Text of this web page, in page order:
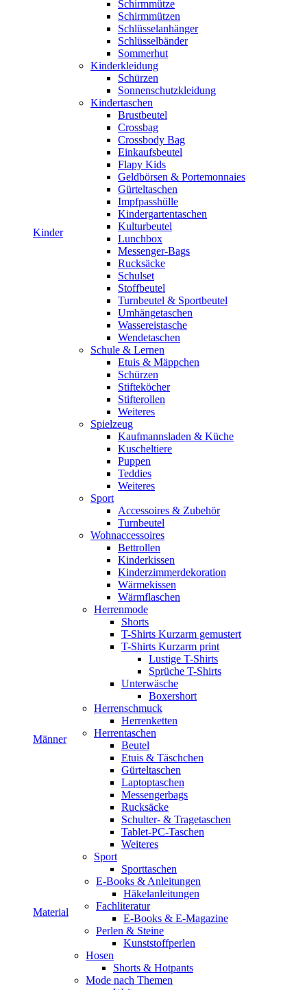
Kinder
Schirmmütze
Schirmmützen
Schlüsselanhänger
Schlüsselbänder
Sommerhut
Kinderkleidung
Schürzen
Sonnenschutzkleidung
Kindertaschen
Brustbeutel
Crossbag
Crossbody Bag
Einkaufsbeutel
Flapy Kids
Geldbörsen & Portemonnaies
Gürteltaschen
Impfpasshülle
Kindergartentaschen
Kulturbeutel
Lunchbox
Messenger-Bags
Rucksäcke
Schulset
Stoffbeutel
Turnbeutel & Sportbeutel
Umhängetaschen
Wassereistasche
Wendetaschen
Schule & Lernen
Etuis & Mäppchen
Schürzen
Stifteköcher
Stifterollen
Weiteres
Spielzeug
Kaufmannsladen & Küche
Kuscheltiere
Puppen
Teddies
Weiteres
Sport
Accessoires & Zubehör
Turnbeutel
Wohnaccessoires
Bettrollen
Kinderkissen
Kinderzimmerdekoration
Wärmekissen
Wärmflaschen
Männer
Herrenmode
Shorts
T-Shirts Kurzarm gemustert
T-Shirts Kurzarm print
Lustige T-Shirts
Sprüche T-Shirts
Unterwäsche
Boxershort
Herrenschmuck
Herrenketten
Herrentaschen
Beutel
Etuis & Täschchen
Gürteltaschen
Laptoptaschen
Messengerbags
Rucksäcke
Schulter- & Tragetaschen
Tablet-PC-Taschen
Weiteres
Sport
Sporttaschen
Material
E-Books & Anleitungen
Häkelanleitungen
Fachliteratur
E-Books & E-Magazine
Perlen & Steine
Kunststoffperlen
Hosen
Shorts & Hotpants
Mode nach Themen